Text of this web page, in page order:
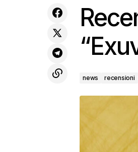
classifica Uk album
news recensioni